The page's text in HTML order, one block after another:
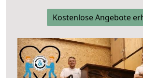
Kostenlose Angebote